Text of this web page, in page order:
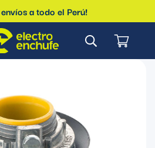
envíos a todo el Perú!